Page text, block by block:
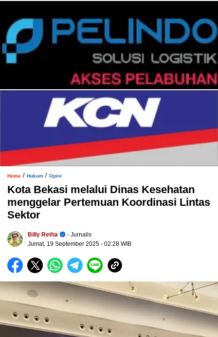
Home / Hukum / Opini
Kota Bekasi melalui Dinas Kesehatan
menggelar Pertemuan Koordinasi Lintas
Sektor
Billy Retha
- Jurnalis
Jumat, 19 September 2025 - 02:28 WIB